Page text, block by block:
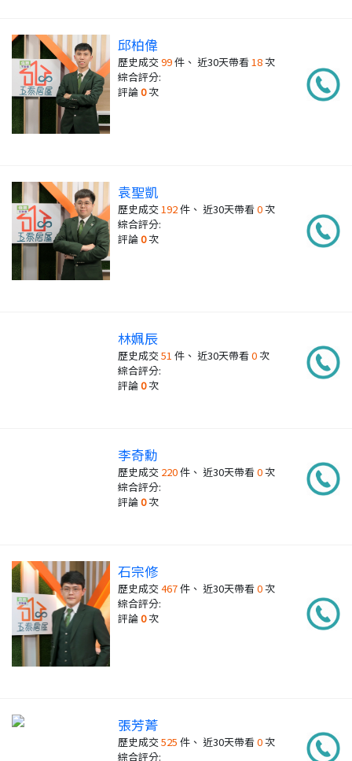
邱柏偉
歷史成交99件、 近30天帶看18次
綜合評分:
評論0次
袁聖凱
歷史成交192件、 近30天帶看0次
綜合評分:
評論0次
林姵辰
歷史成交51 件、 近30天帶看0次
綜合評分:
評論0次
李奇勳
歷史成交 220件、 近30天帶看0次
綜合評分:
評論0次
石宗修
歷史成交467件、 近30天帶看0次
綜合評分:
評論0次
張芳菁
歷史成交525 件、 近30天帶看0次
綜合評分: